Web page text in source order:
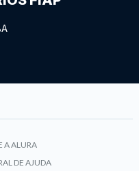
A ALURA
DE AJUDA